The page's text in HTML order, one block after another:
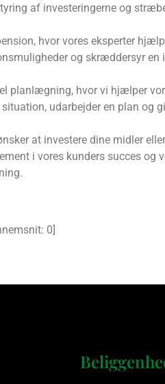
af investeringerne og
hvor vores eksperter
og skræddersyr
planlægning, hvor vi hjælper
udarbejder en plan
at investere dine midler
i vores kunders succes og
0]